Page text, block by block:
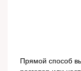
Прямой способ